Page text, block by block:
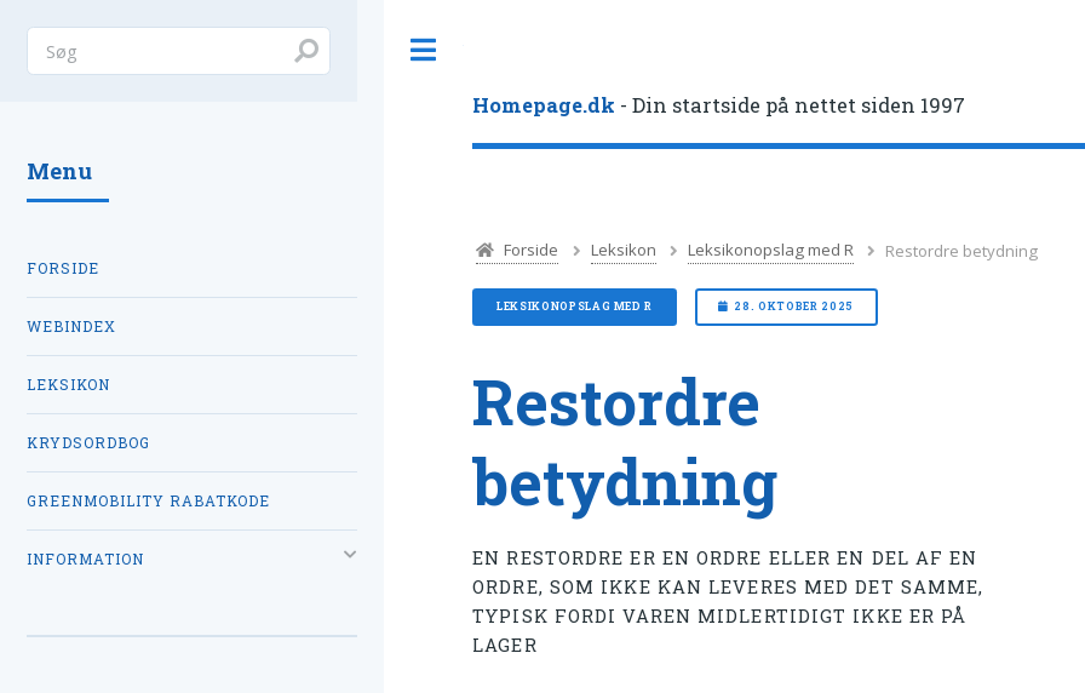
Homepage.dk - Din startside på nettet siden 1997
Forside Leksikon Leksikonopslag med R Restordre betydning
LEKSIKONOPSLAG MED R 28. OKTOBER 2025
Restordre
betydning
EN RESTORDRE ER EN ORDRE ELLER EN DEL AF EN
ORDRE, SOM IKKE KAN LEVERES MED DET SAMME,
TYPISK FORDI VAREN MIDLERTIDIGT IKKE ER PÅ
LAGER
Menu
FORSIDE
WEBINDEX
LEKSIKON
KRYDSORDBOG
GREENMOBILITY RABATKODE
INFORMATION